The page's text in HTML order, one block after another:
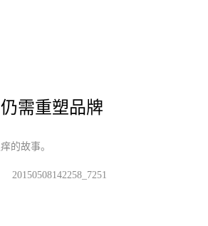
需重塑品牌
的故事。